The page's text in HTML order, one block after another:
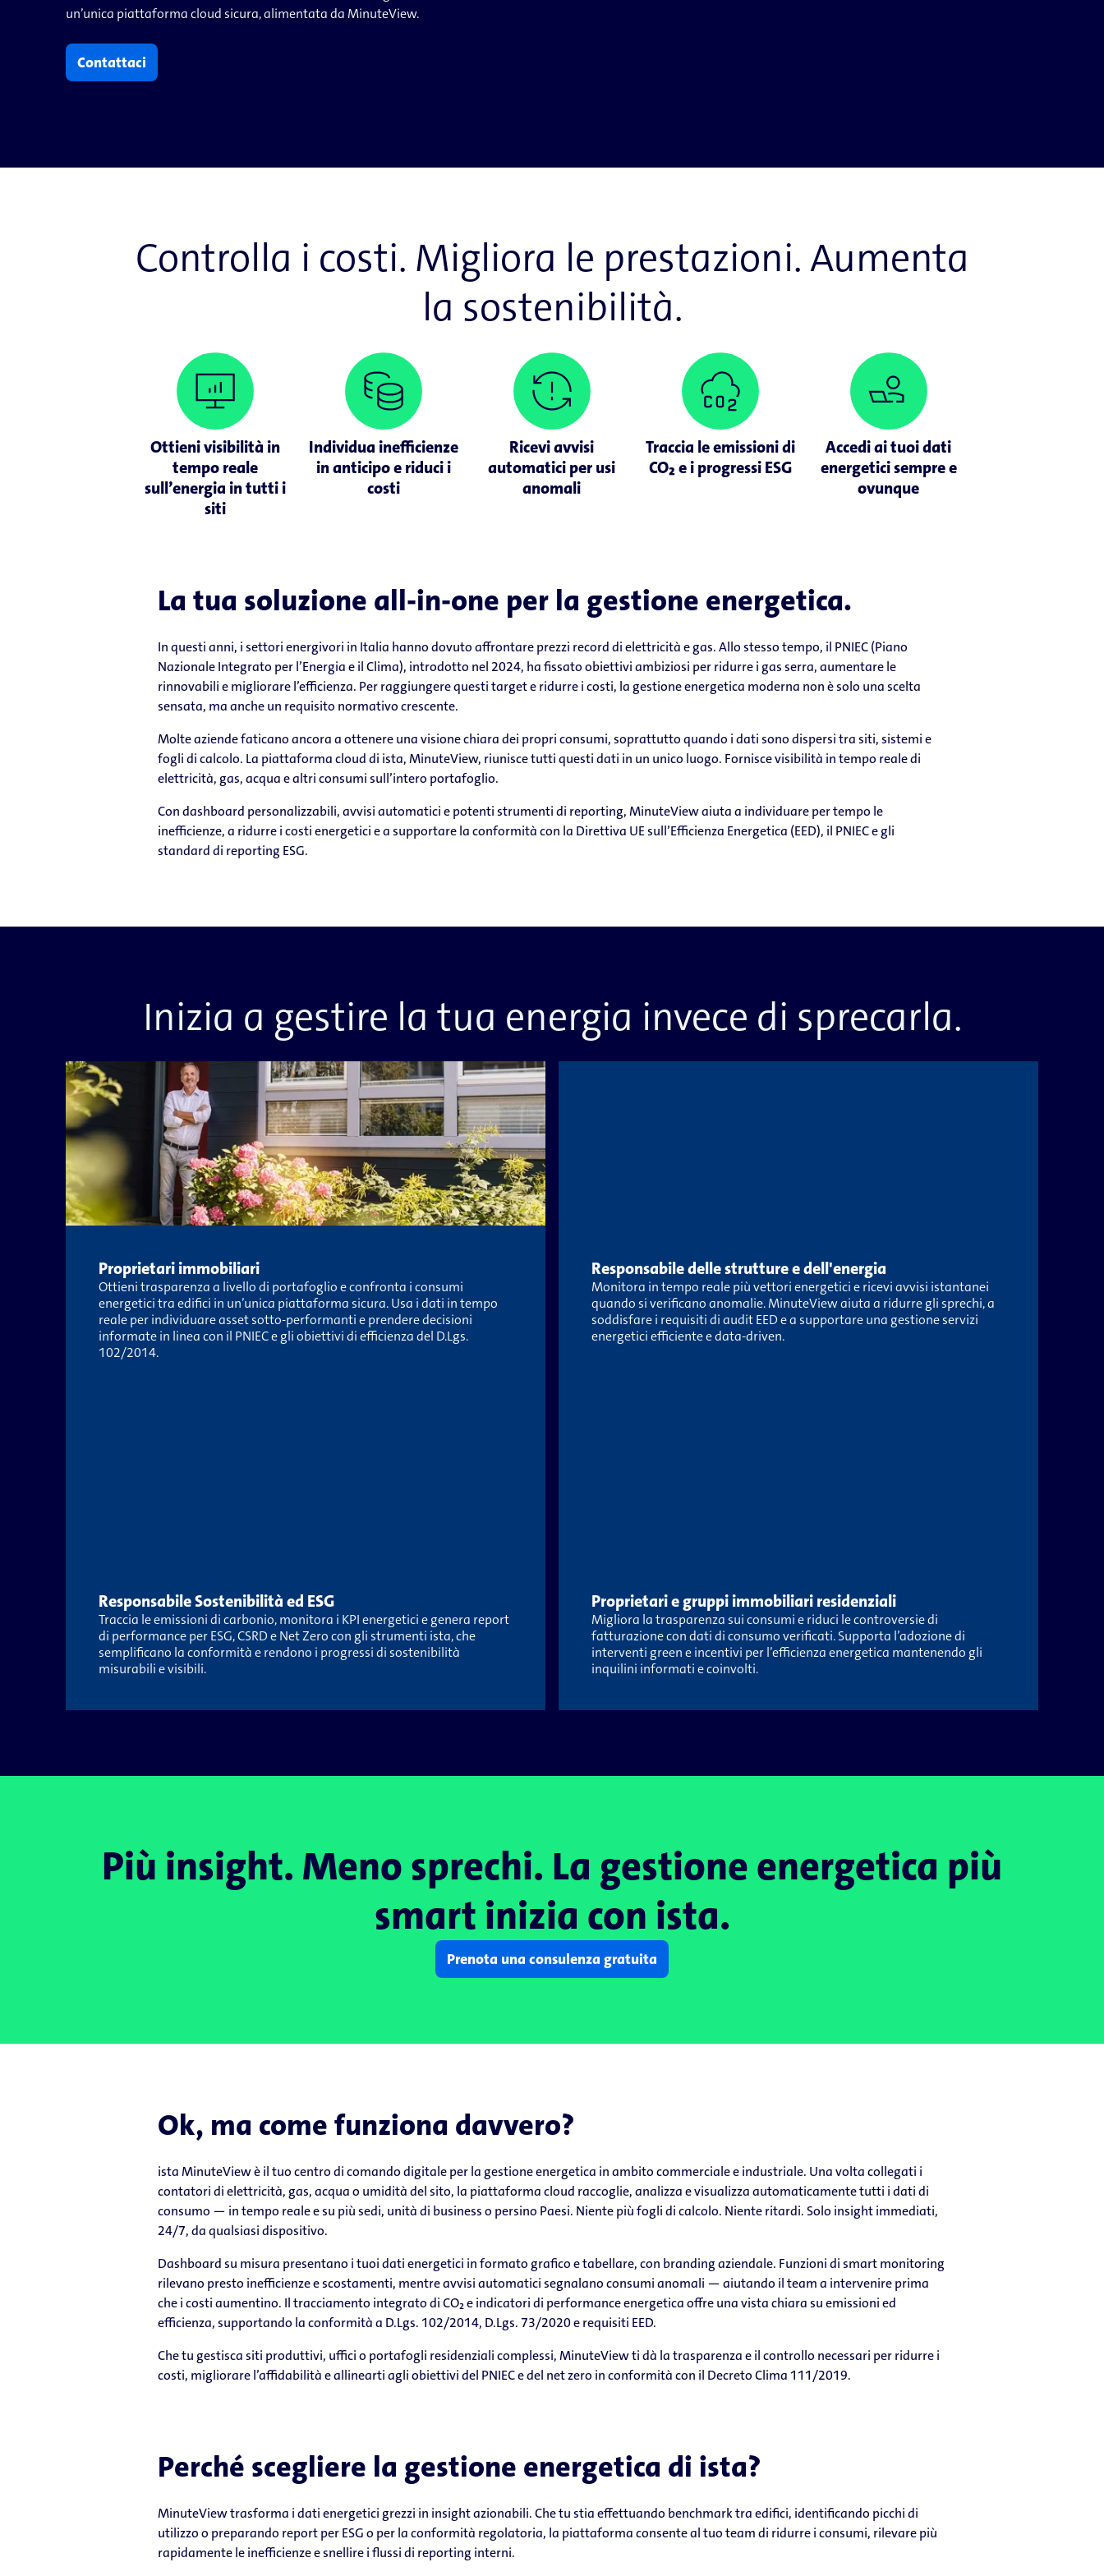
un’unica piattaforma cloud sicura, alimentata da MinuteView.
Contattaci
Controlla i costi. Migliora le prestazioni. Aumenta
la sostenibilità.
Ottieni visibilità in
tempo reale
sull’energia in tutti i
siti
Individua inefficienze
in anticipo e riduci i
costi
Ricevi avvisi
automatici per usi
anomali
Traccia le emissioni di
CO₂ e i progressi ESG
Accedi ai tuoi dati
energetici sempre e
ovunque
La tua soluzione all-in-one per la gestione energetica.
In questi anni, i settori energivori in Italia hanno dovuto affrontare prezzi record di elettricità e gas. Allo stesso tempo, il PNIEC (Piano
Nazionale Integrato per l’Energia e il Clima), introdotto nel 2024, ha fissato obiettivi ambiziosi per ridurre i gas serra, aumentare le
rinnovabili e migliorare l’efficienza. Per raggiungere questi target e ridurre i costi, la gestione energetica moderna non è solo una scelta
sensata, ma anche un requisito normativo crescente.
Molte aziende faticano ancora a ottenere una visione chiara dei propri consumi, soprattutto quando i dati sono dispersi tra siti, sistemi e
fogli di calcolo. La piattaforma cloud di ista, MinuteView, riunisce tutti questi dati in un unico luogo. Fornisce visibilità in tempo reale di
elettricità, gas, acqua e altri consumi sull’intero portafoglio.
Con dashboard personalizzabili, avvisi automatici e potenti strumenti di reporting, MinuteView aiuta a individuare per tempo le
inefficienze, a ridurre i costi energetici e a supportare la conformità con la Direttiva UE sull’Efficienza Energetica (EED), il PNIEC e gli
standard di reporting ESG.
Inizia a gestire la tua energia invece di sprecarla.
Proprietari immobiliari
Ottieni trasparenza a livello di portafoglio e confronta i consumi
energetici tra edifici in un’unica piattaforma sicura. Usa i dati in tempo
reale per individuare asset sotto-​performanti e prendere decisioni
informate in linea con il PNIEC e gli obiettivi di efficienza del D.Lgs.
102/2014.
Responsabile delle strutture e dell'energia
Monitora in tempo reale più vettori energetici e ricevi avvisi istantanei
quando si verificano anomalie. MinuteView aiuta a ridurre gli sprechi, a
soddisfare i requisiti di audit EED e a supportare una gestione servizi
energetici efficiente e data-​driven.
Responsabile Sostenibilità ed ESG
Traccia le emissioni di carbonio, monitora i KPI energetici e genera report
di performance per ESG, CSRD e Net Zero con gli strumenti ista, che
semplificano la conformità e rendono i progressi di sostenibilità
misurabili e visibili.
Proprietari e gruppi immobiliari residenziali
Migliora la trasparenza sui consumi e riduci le controversie di
fatturazione con dati di consumo verificati. Supporta l’adozione di
interventi green e incentivi per l’efficienza energetica mantenendo gli
inquilini informati e coinvolti.
Più insight. Meno sprechi. La gestione energetica più
smart inizia con ista.
Prenota una consulenza gratuita
Ok, ma come funziona davvero?
ista MinuteView è il tuo centro di comando digitale per la gestione energetica in ambito commerciale e industriale. Una volta collegati i
contatori di elettricità, gas, acqua o umidità del sito, la piattaforma cloud raccoglie, analizza e visualizza automaticamente tutti i dati di
consumo — in tempo reale e su più sedi, unità di business o persino Paesi. Niente più fogli di calcolo. Niente ritardi. Solo insight immediati,
24/7, da qualsiasi dispositivo.
Dashboard su misura presentano i tuoi dati energetici in formato grafico e tabellare, con branding aziendale. Funzioni di smart monitoring
rilevano presto inefficienze e scostamenti, mentre avvisi automatici segnalano consumi anomali — aiutando il team a intervenire prima
che i costi aumentino. Il tracciamento integrato di CO₂ e indicatori di performance energetica offre una vista chiara su emissioni ed
efficienza, supportando la conformità a D.Lgs. 102/2014, D.Lgs. 73/2020 e requisiti EED.
Che tu gestisca siti produttivi, uffici o portafogli residenziali complessi, MinuteView ti dà la trasparenza e il controllo necessari per ridurre i
costi, migliorare l’affidabilità e allinearti agli obiettivi del PNIEC e del net zero in conformità con il Decreto Clima 111/2019.
Perché scegliere la gestione energetica di ista?
MinuteView trasforma i dati energetici grezzi in insight azionabili. Che tu stia effettuando benchmark tra edifici, identificando picchi di
utilizzo o preparando report per ESG o per la conformità regolatoria, la piattaforma consente al tuo team di ridurre i consumi, rilevare più
rapidamente le inefficienze e snellire i flussi di reporting interni.